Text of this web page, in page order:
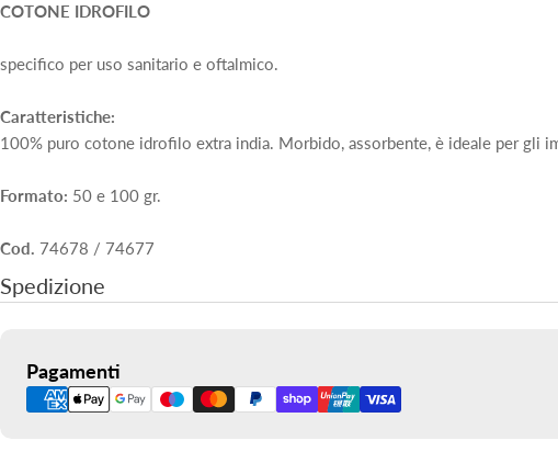
COTONE IDROFILO
specifico per uso sanitario e oftalmico.
Caratteristiche:
100% puro cotone idrofilo extra india. Morbido, assorbente, è ideale per gli
Formato: 50 e 100 gr.
Cod. 74678 / 74677
Spedizione
Pagamenti
Metodi
di